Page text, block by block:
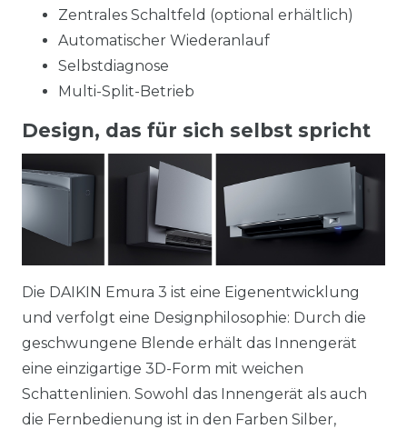
Zentrales Schaltfeld (optional erhältlich)
Automatischer Wiederanlauf
Selbstdiagnose
Multi-Split-Betrieb
Design, das für sich selbst spricht
Die DAIKIN Emura 3 ist eine Eigenentwicklung
und verfolgt eine Designphilosophie: Durch die
geschwungene Blende erhält das Innengerät
eine einzigartige 3D-Form mit weichen
Schattenlinien. Sowohl das Innengerät als auch
die Fernbedienung ist in den Farben Silber,